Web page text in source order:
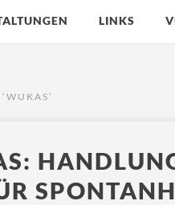
LINKS
WUKAS’